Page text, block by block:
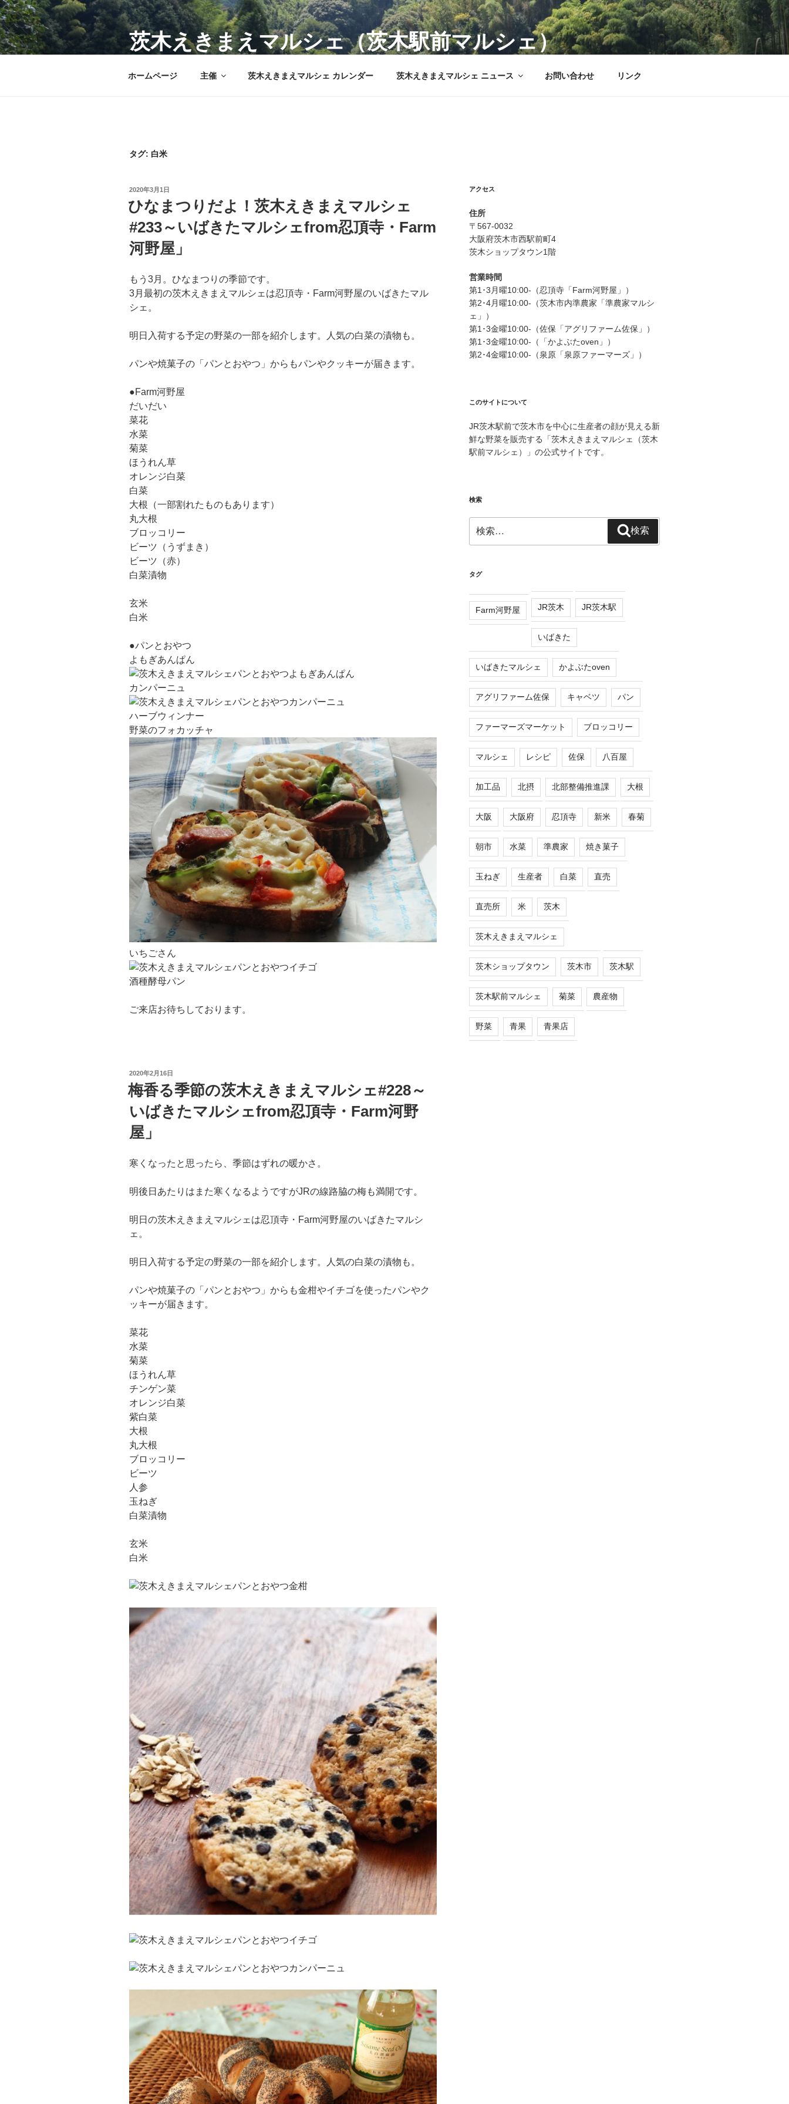
コ
ン
テ
ン
茨木えきまえマルシェ（茨木駅前マルシェ）
ホームページ 主催 茨木えきまえマルシェ カレンダー 茨木えきまえマルシェ ニュース お問い合わせ リンク
タグ: 白米
投
日:
2020年3月1日
ひなまつりだよ！茨木えきまえマルシェ
#233～いばきたマルシェfrom忍頂寺・Farm
河野屋」
もう3月。ひなまつりの季節です。
3月最初の茨木えきまえマルシェは忍頂寺・Farm河野屋のいばきたマル
シェ。
明日入荷する予定の野菜の一部を紹介します。人気の白菜の漬物も。
パンや焼菓子の「パンとおやつ」からもパンやクッキーが届きます。
●Farm河野屋
だいだい
菜花
水菜
菊菜
ほうれん草
オレンジ白菜
白菜
大根（一部割れたものもあります）
丸大根
ブロッコリー
ビーツ（うずまき）
ビーツ（赤）
白菜漬物
玄米
白米
●パンとおやつ
よもぎあんぱん
カンパーニュ
ハーブウィンナー
野菜のフォカッチャ
いちごさん
酒種酵母パン
ご来店お待ちしております。
投
稿
日:
2020年2月16日
梅香る季節の茨木えきまえマルシェ#228～
いばきたマルシェfrom忍頂寺・Farm河野
屋」
寒くなったと思ったら、季節はずれの暖かさ。
明後日あたりはまた寒くなるようですがJRの線路脇の梅も満開です。
明日の茨木えきまえマルシェは忍頂寺・Farm河野屋のいばきたマルシ
ェ。
明日入荷する予定の野菜の一部を紹介します。人気の白菜の漬物も。
パンや焼菓子の「パンとおやつ」からも金柑やイチゴを使ったパンやク
ッキーが届きます。
菜花
水菜
菊菜
ほうれん草
チンゲン菜
オレンジ白菜
紫白菜
大根
丸大根
ブロッコリー
ビーツ
人参
玉ねぎ
白菜漬物
玄米
白米
アクセス
住所
〒567-0032
大阪府茨木市西駅前町4
茨木ショップタウン1階
営業時間
第1･3月曜10:00-（忍頂寺「Farm河野屋」）
第2･4月曜10:00-（茨木市内準農家「準農家マルシ
ェ」）
第1･3金曜10:00-（佐保「アグリファーム佐保」）
第1･3金曜10:00-（「かよぶたoven」）
第2･4金曜10:00-（泉原「泉原ファーマーズ」）
このサイトについて
JR茨木駅前で茨木市を中心に生産者の顔が見える新
鮮な野菜を販売する「茨木えきまえマルシェ（茨木
駅前マルシェ）」の公式サイトです。
検索
索:
検索
タグ
Farm河野屋 JR茨木 JR茨木駅
いばきた
いばきたマルシェ かよぶたoven
アグリファーム佐保 キャベツ パン
ファーマーズマーケット ブロッコリー
マルシェ レシピ 佐保 八百屋
加工品 北摂 北部整備推進課 大根
大阪 大阪府 忍頂寺 新米 春菊
朝市 水菜 準農家 焼き菓子
玉ねぎ 生産者 白菜 直売
直売所 米 茨木
茨木えきまえマルシェ
茨木ショップタウン 茨木市 茨木駅
茨木駅前マルシェ 菊菜 農産物
野菜 青果 青果店